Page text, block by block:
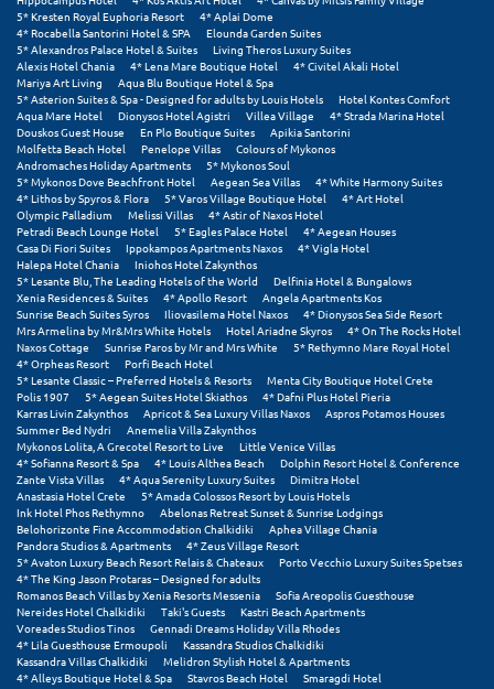
Παξοί
Παραλία Κατερίνης
Παραλία Λιτοχώρου
Παράλιο Άστρος
Πάργα
Παρνασσός
Πάρος
Πάτμος
Πάτρα
Παύλιανη
Πειραιάς
Πελοπόννησος
Πήλιο
Πιερία
Πλαταμώνας
Πλύτρα Λακωνίας
5* Kresten Royal Euphoria Resort
4* Aplai Dome
4* Rocabella Santorini Hotel & SPA
Elounda Garden Suites
5* Alexandros Palace Hotel & Suites
Living Theros Luxury Suites
Alexis Hotel Chania
4* Lena Mare Boutique Hotel
4* Civitel Akali Hotel
Mariya Art Living
Aqua Blu Boutique Hotel & Spa
5* Asterion Suites & Spa - Designed for adults by Louis Hotels
Hotel Kontes Comfort
Aqua Mare Hotel
Dionysos Hotel Agistri Villea Village
4* Strada Marina Hotel
Douskos Guest House
En Plo Boutique Suites
Apikia Santorini
Molfetta Beach Hotel
Penelope Villas
Colours of Mykonos
Andromaches Holiday Apartments
5* Mykonos Soul
5* Mykonos Dove Beachfront Hotel
Aegean Sea Villas
4* White Harmony Suites
4* Lithos by Spyros & Flora
5* Varos Village Boutique Hotel
4* Art Hotel
Olympic Palladium
Melissi Villas
4* Astir of Naxos Hotel
Petradi Beach Lounge Hotel
5* Eagles Palace Hotel
4* Aegean Houses
Casa Di Fiori Suites
Ippokampos Apartments Naxos
4* Vigla Hotel
Halepa Hotel Chania
Iniohos Hotel Zakynthos
5* Lesante Blu, The Leading Hotels of the World
Delfinia Hotel & Bungalows
Xenia Residences & Suites
4* Apollo Resort
Angela Apartments Kos
Sunrise Beach Suites Syros
Iliovasilema Hotel Naxos
4* Dionysos Sea Side Resort
Mrs Armelina by Mr&Mrs White Hotels
Hotel Ariadne Skyros
4* On The Rocks Hotel
Naxos Cottage
Sunrise Paros by Mr and Mrs White
5* Rethymno Mare Royal Hotel
4* Orpheas Resort
Porfi Beach Hotel
5* Lesante Classic – Preferred Hotels & Resorts
Menta City Boutique Hotel Crete
Polis 1907
5* Aegean Suites Hotel Skiathos
4* Dafni Plus Hotel Pieria
Karras Livin Zakynthos
Apricot & Sea Luxury Villas Naxos
Aspros Potamos Houses
Summer Bed Nydri
Anemelia Villa Zakynthos
Mykonos Lolita, A Grecotel Resort to Live
Little Venice Villas
4* Sofianna Resort & Spa
4* Louis Althea Beach
Dolphin Resort Hotel & Conference
Zante Vista Villas
4* Aqua Serenity Luxury Suites
Dimitra Hotel
Anastasia Hotel Crete
5* Amada Colossos Resort by Louis Hotels
Ink Hotel Phos Rethymno
Abelonas Retreat Sunset & Sunrise Lodgings
Belohorizonte Fine Accommodation Chalkidiki
Aphea Village Chania
Pandora Studios & Apartments
4* Zeus Village Resort
5* Avaton Luxury Beach Resort Relais & Chateaux
Porto Vecchio Luxury Suites Spetses
4* The King Jason Protaras – Designed for adults
Romanos Beach Villas by Xenia Resorts Messenia
Sofia Areopolis Guesthouse
Nereides Hotel Chalkidiki
Taki's Guests
Kastri Beach Apartments
Voreades Studios Tinos
Gennadi Dreams Holiday Villa Rhodes
4* Lila Guesthouse Ermoupoli
Kassandra Studios Chalkidiki
Kassandra Villas Chalkidiki
Melidron Stylish Hotel & Apartments
4* Alleys Boutique Hotel & Spa
Stavros Beach Hotel Smaragdi Hotel